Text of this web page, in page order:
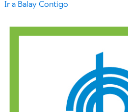
Ir a Balay Contigo